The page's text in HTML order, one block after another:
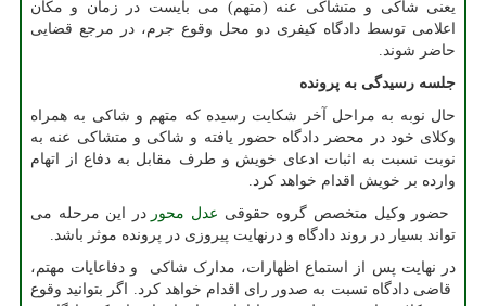
یعنی شاکی و متشاکی عنه (متهم) می بایست در زمان و مکان
اعلامی توسط دادگاه کیفری دو محل وقوع جرم، در مرجع قضایی
حاضر شوند.
جلسه رسیدگی به پرونده
حال نوبه به مراحل آخر شکایت رسیده که متهم و شاکی به همراه
وکلای خود در محضر دادگاه حضور یافته و شاکی و متشاکی عنه به
نوبت نسبت به اثبات ادعای خویش و طرف مقابل به دفاع از اتهام
وارده بر خویش اقدام خواهد کرد.
حضور وکیل متخصص گروه حقوقی عدل محور در این مرحله می
تواند بسیار در روند دادگاه و درنهایت پیروزی در پرونده موثر باشد.
در نهایت پس از استماع اظهارات، مدارک شاکی و دفاعایات مهتم،
قاضی دادگاه نسبت به صدور رای اقدام خواهد کرد. اگر بتوانید وقوع